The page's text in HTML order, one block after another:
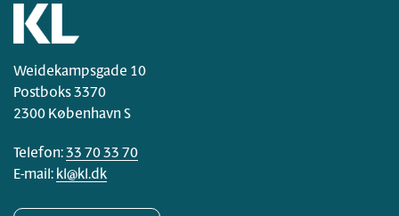
Weidekampsgade 10
Postboks 3370
2300 København S
Telefon:33 70 33 70
E-mail: kl@kl.dk